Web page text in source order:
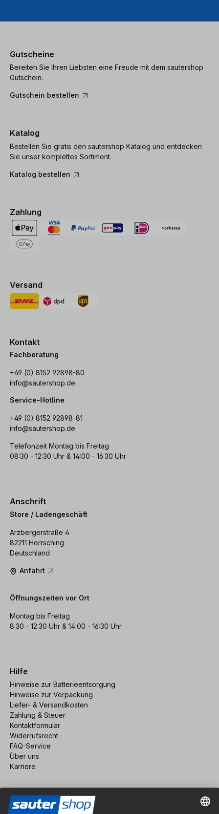
Gutscheine
Bereiten Sie Ihren Liebsten eine Freude mit dem sautershop
Gutschein.
Gutschein bestellen
Katalog
Bestellen Sie gratis den sautershop Katalog und entdecken
Sie unser komplettes Sortiment.
Katalog bestellen
Zahlung
Versand
Kontakt
Fachberatung
+49 (0) 8152 92898-80
info@sautershop.de
Service-Hotline
+49 (0) 8152 92898-81
info@sautershop.de
Telefonzeit Montag bis Freitag
08:30 - 12:30 Uhr & 14:00 - 16:30 Uhr
Anschrift
Store / Ladengeschäft
Arzbergerstraße 4
82211 Herrsching
Deutschland
Anfahrt
Öffnungszeiten vor Ort
Montag bis Freitag
8:30 - 12:30 Uhr & 14:00 - 16:30 Uhr
Hilfe
Hinweise zur Batterieentsorgung
Hinweise zur Verpackung
Liefer- & Versandkosten
Zahlung & Steuer
Kontaktformular
Widerrufsrecht
FAQ-Service
Über uns
Karriere